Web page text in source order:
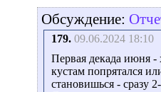
Обсуждение:
179. 09.06.2024 18:10
Первая декада июня -
кустам попрятался
становишься - сразу